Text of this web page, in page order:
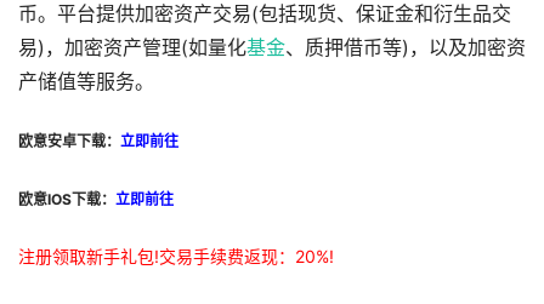
币。平台提供加密资产交易(包括现货、保证金和衍生品交
易)，加密资产管理(如量化基金、质押借币等)，以及加密资
产储值等服务。
欧意安卓下载： 立即前往
欧意IOS下载： 立即前往
注册领取新手礼包!交易手续费返现：20%!